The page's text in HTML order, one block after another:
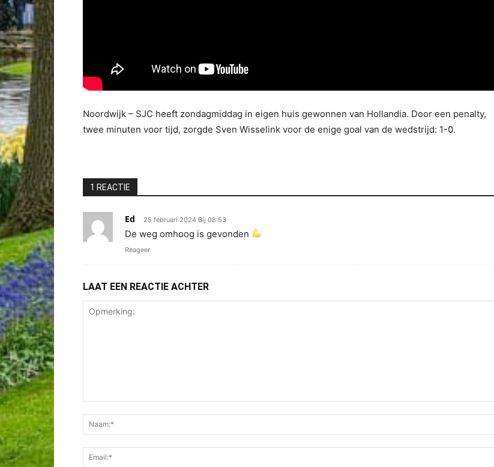
Noordwijk – SJC heeft zondagmiddag in eigen huis gewonnen van Hollandia. Door een penalty,
twee minuten voor tijd, zorgde Sven Wisselink voor de enige goal van de wedstrijd: 1-0.
1 REACTIE
Ed 25 februari 2024 Bij 08:53
De weg omhoog is gevonden
Reageer
LAAT EEN REACTIE ACHTER